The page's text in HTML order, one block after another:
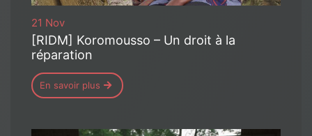
21 Nov
[RIDM] Koromousso – Un droit à la
réparation
En savoir plus